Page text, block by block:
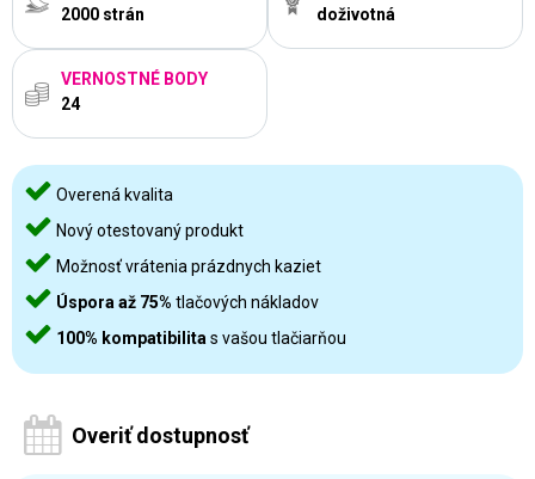
2000 strán
doživotná
VERNOSTNÉ BODY
24
Overená kvalita
Nový otestovaný produkt
Možnosť vrátenia prázdnych kaziet
Úspora až 75% tlačových nákladov
100% kompatibilita s vašou tlačiarňou
Overiť dostupnosť